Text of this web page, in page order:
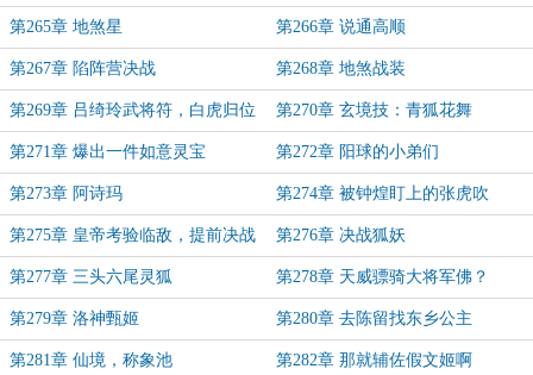
第265章 地煞星 第266章 说通高顺
第267章 陷阵营决战 第268章 地煞战装
第269章 吕绮玲武将符，白虎归位 第270章 玄境技：青狐花舞
第271章 爆出一件如意灵宝 第272章 阳球的小弟们
第273章 阿诗玛 第274章 被钟煌盯上的张虎吹
第275章 皇帝考验临敌，提前决战 第276章 决战狐妖
第277章 三头六尾灵狐 第278章 天威骠骑大将军佛？
第279章 洛神甄姬 第280章 去陈留找东乡公主
第281章 仙境，称象池 第282章 那就辅佐假文姬啊